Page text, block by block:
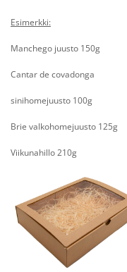
Esimerkki:
Manchego juusto 150g
Cantar de covadonga
sinihomejuusto 100g
Brie valkohomejuusto 125g
Viikunahillo 210g